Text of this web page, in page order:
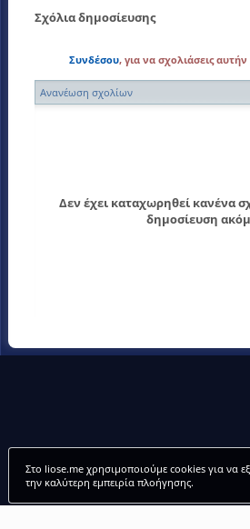
Σχόλια δημοσίευσης
Συνδέσου, για να σχολιάσεις
Ανανέωση σχολίων
Δεν έχει καταχωρηθεί κανένα
δημοσίευση
Στο liose.me χρησιμοποιούμε cookies για να
την καλύτερη εμπειρία πλοήγησης.